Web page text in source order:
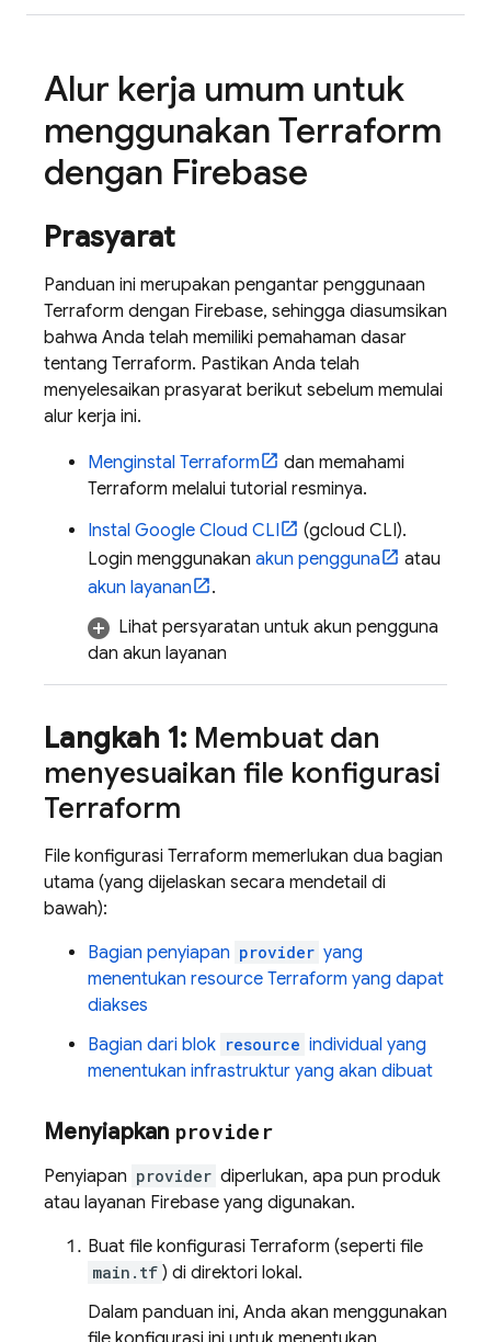
Alur kerja umum untuk
menggunakan Terraform
dengan Firebase
Prasyarat
Panduan ini merupakan pengantar penggunaan
Terraform dengan Firebase, sehingga diasumsikan
bahwa Anda telah memiliki pemahaman dasar
tentang Terraform. Pastikan Anda telah
menyelesaikan prasyarat berikut sebelum memulai
alur kerja ini.
Menginstal Terraform
dan memahami
Terraform melalui tutorial resminya.
Instal Google Cloud CLI (gcloud CLI).
Login menggunakan akun pengguna
atau
akun layanan
.
Lihat persyaratan untuk akun pengguna
dan akun layanan
Langkah 1: Membuat dan
menyesuaikan file konfigurasi
Terraform
File konfigurasi Terraform memerlukan dua bagian
utama (yang dijelaskan secara mendetail di
bawah):
Bagian penyiapan provider yang
menentukan resource Terraform yang dapat
diakses
Bagian dari blok resource individual yang
menentukan infrastruktur yang akan dibuat
Menyiapkan provider
Penyiapan provider diperlukan, apa pun produk
atau layanan Firebase yang digunakan.
Buat file konfigurasi Terraform (seperti file
main.tf ) di direktori lokal.
Dalam panduan ini, Anda akan menggunakan